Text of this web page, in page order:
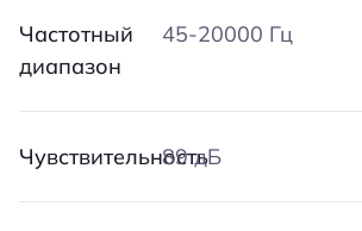
Частотный
диапазон
45-20000 Гц
Чувствительность
89 дБ